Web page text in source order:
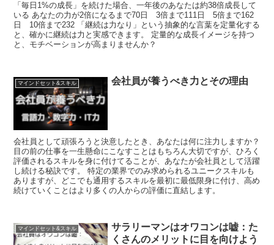
「毎日1%の成長」を続けた場合、一年後のあなたは約38倍成長して
いる あなたの力が2倍になるまで70日 3倍まで111日 5倍まで162
日 10倍まで232 「継続は力なり」という抽象的な言葉を定量化する
と、確かに継続は力と実感できます。 定量的な成長イメージを持つ
と、モチベーションが高まりませんか？
マインドセット&スキル 会社員が養うべき力とその理由
会社員として頑張ろうと決意したとき、あなたは何に注力しますか？
目の前の仕事を一生懸命にこなすことはもちろん大切ですが、ひろく
評価されるスキルを身に付けてることが、あなたが会社員として活躍
し続ける秘訣です。 特定の業界でのみ求められるユニークスキルも
ありますが、どこでも通用するスキルを最初に最低限身に付け、高め
続けていくことはより多くの人からの評価に直結します。
マインドセット&スキル
サラリーマンはオワコンは嘘：た
くさんのメリットに目を向けよう